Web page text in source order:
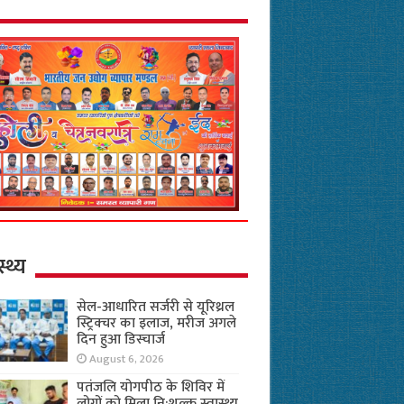
सेल-आधारित सर्जरी से यूरिथ्रल
स्ट्रिक्चर का इलाज, मरीज अगले
दिन हुआ डिस्चार्ज
August 6, 2026
पतंजलि योगपीठ के शिविर में